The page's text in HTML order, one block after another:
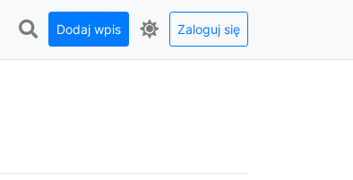
Dodaj wpis Zaloguj się